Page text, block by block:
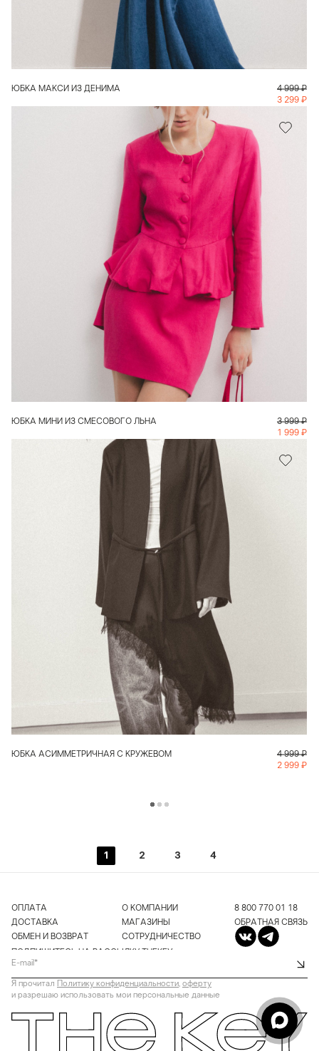
В КОРЗИНУ
ЮБКА МАКСИ ИЗ ДЕНИМА 4 999 ₽
3 299 ₽
В КОРЗИНУ
ЮБКА МИНИ ИЗ СМЕСОВОГО ЛЬНА 3 999 ₽
1 999 ₽
В КОРЗИНУ
ЮБКА АСИММЕТРИЧНАЯ С КРУЖЕВОМ 4 999 ₽
2 999 ₽
1 2 3 4
ОПЛАТА
ДОСТАВКА
ОБМЕН И ВОЗВРАТ
О КОМПАНИИ
МАГАЗИНЫ
СОТРУДНИЧЕСТВО
8 800 770 01 18
ОБРАТНАЯ СВЯЗЬ
ПОДПИШИТЕСЬ НА РАССЫЛКУ THEKEY
Я прочитал Политику конфиденциальности, оферту
и разрешаю использовать мои персональные данные